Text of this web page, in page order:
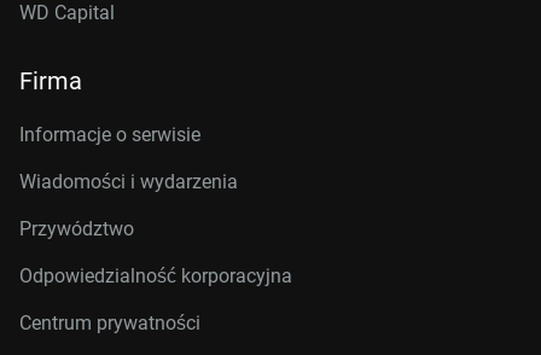
WD Capital
Firma
Informacje o serwisie
Wiadomości i wydarzenia
Przywództwo
Odpowiedzialność korporacyjna
Centrum prywatności